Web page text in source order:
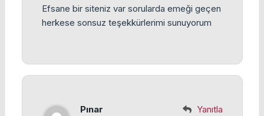
Efsane bir siteniz var sorularda emeği geçen
herkese sonsuz teşekkürlerimi sunuyorum
Pınar Yanıtla